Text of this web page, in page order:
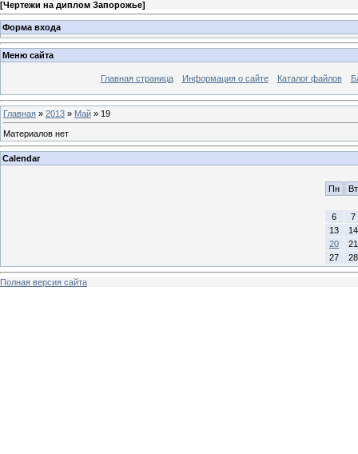
[Чертежи на диплом Запорожье]
Форма входа
Меню сайта
Главная страница Информация о сайте Каталог файлов
Главная » 2013 » Май » 19
Материалов нет
Calendar
Пн Вт
6
7
13
14
20
21
27
28
Полная версия сайта